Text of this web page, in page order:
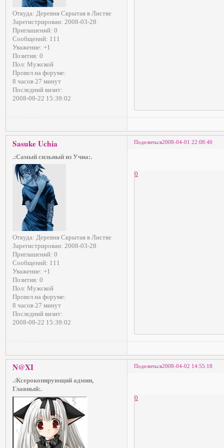
Откуда: Деревня Скрытая в Листве
Зарегистрирован: 2008-03-28
Приглашений: 0
Сообщений: 111
Уважение: +1
Позитив: 0
Пол: Мужской
Провел на форуме:
8 часов 27 минут
Последний визит:
2008-08-22 15:39:02
Поделиться2008-04-01 22:08:40
Sasuke Uchia
.:Самый сильный из Учиа:.
Откуда: Деревня Скрытая в Листве
Зарегистрирован: 2008-03-28
Приглашений: 0
Сообщений: 111
Уважение: +1
Позитив: 0
Пол: Мужской
Провел на форуме:
8 часов 27 минут
Последний визит:
2008-08-22 15:39:02
0
Поделиться2008-04-02 14:55:18
N@XI
.:Ксерокопирующий админ,
Главный:.
0